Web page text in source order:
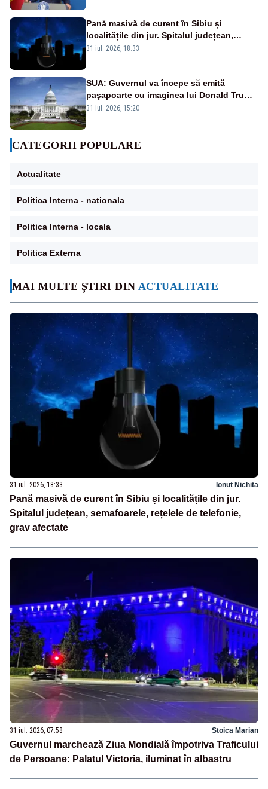
MAI MULTE ȘTIRI DIN ACTUALITATE
31 iul. 2026, 18:33 Ionuț Nichita
Pană masivă de curent în Sibiu și localitățile din jur.
Spitalul județean, semafoarele, rețelele de telefonie,
grav afectate
31 iul. 2026, 07:58 Stoica Marian
Guvernul marchează Ziua Mondială împotriva Traficului
de Persoane: Palatul Victoria, iluminat în albastru
Pană masivă de curent în Sibiu și
localitățile din jur. Spitalul județean,
semafoarele, rețelele de telefonie, grav
31 iul. 2026, 18:33
SUA: Guvernul va începe să emită
paşapoarte cu imaginea lui Donald Trump
începând cu 8 august
31 iul. 2026, 15:20
CATEGORII POPULARE
Actualitate
Politica Interna - nationala
Politica Interna - locala
Politica Externa